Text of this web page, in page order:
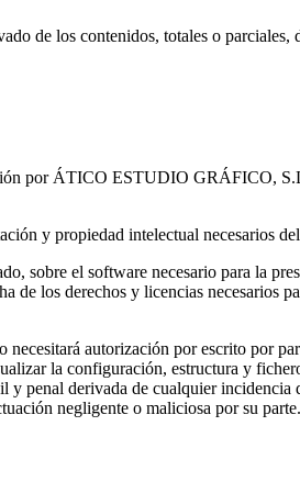
de los contenidos, totales o
por ÁTICO ESTUDIO GRÁFICO,
y propiedad intelectual necesarios
sobre el software necesario para la
de los derechos y licencias necesarios
necesitará autorización por escrito por
la configuración, estructura y
derivada de cualquier incidencia
negligente o maliciosa por su parte.